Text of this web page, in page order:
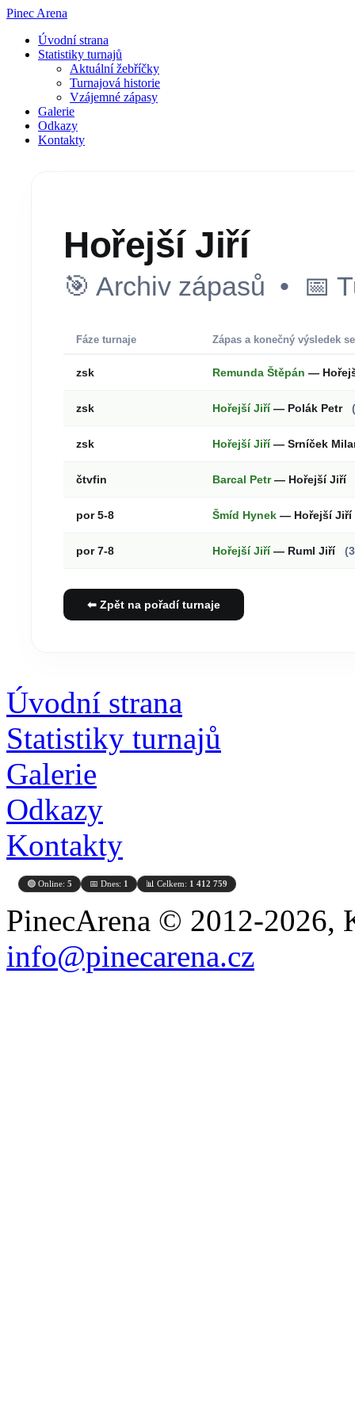
Pinec Arena
Úvodní strana
Statistiky turnajů
Aktuální žebříčky
Turnajová historie
Vzájemné zápasy
Galerie
Odkazy
Kontakty
Hořejší Jiří
🎯 Archiv zápasů • 📅
Fáze turnaje Zápas a konečný výsledek
zsk Remunda Štěpán —
zsk Hořejší Jiří— Polák Petr
zsk Hořejší Jiří— Srníček
čtvfin Barcal Petr— Hořejší Jiří
por 5-8 Šmíd Hynek — Hořejší Jiří
por 7-8 Hořejší Jiří— Ruml Jiří
⬅ Zpět na pořadí turnaje
Úvodní strana
Statistiky turnajů
Galerie
Odkazy
Kontakty
🟢 Online: 5 📅 Dnes: 1 📊 Celkem: 1 412 759
PinecArena © 2012-2026,
info@pinecarena.cz